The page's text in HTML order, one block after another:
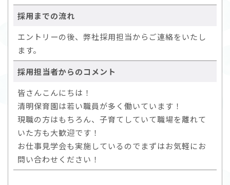
採用までの流れ
エントリーの後、弊社採用担当からご連絡をいたし
ます。
採用担当者からのコメント
皆さんこんにちは！
清明保育園は若い職員が多く働いています！
現職の方はもちろん、子育てしていて職場を離れて
いた方も大歓迎です！
お仕事見学会も実施しているのでまずはお気軽にお
問い合わせください！